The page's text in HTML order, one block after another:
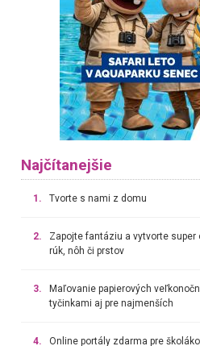
Najčítanejšie
1. Tvorte s nami z domu
2.
Zapojte fantáziu a vytvorte
rúk, nôh či prstov
3.
Maľovanie papierových
tyčinkami aj pre najmenších
4. Online portály zdarma pre